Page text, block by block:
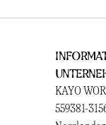
KAYO
559381-